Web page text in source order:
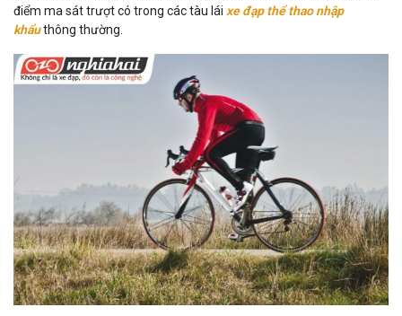
điểm ma sát trượt có trong các tàu lái xe đạp thể thao nhập
khẩuthông thường.